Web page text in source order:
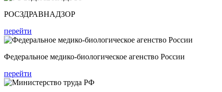
РОСЗДРАВНАДЗОР
перейти
Федеральное медико-биологическое агенство России
перейти